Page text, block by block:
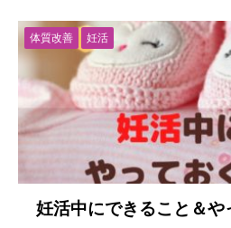
体質改善 妊活
妊活中にできること＆や